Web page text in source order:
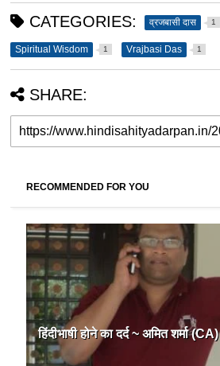
CATEGORIES: व्रजबासी दास 1
Spiritual Wisdom 1 Vrajbasi Das 1
SHARE:
RECOMMENDED FOR YOU
हिंदीभाषी होने का दर्द ~ अमित शर्मा (CA)